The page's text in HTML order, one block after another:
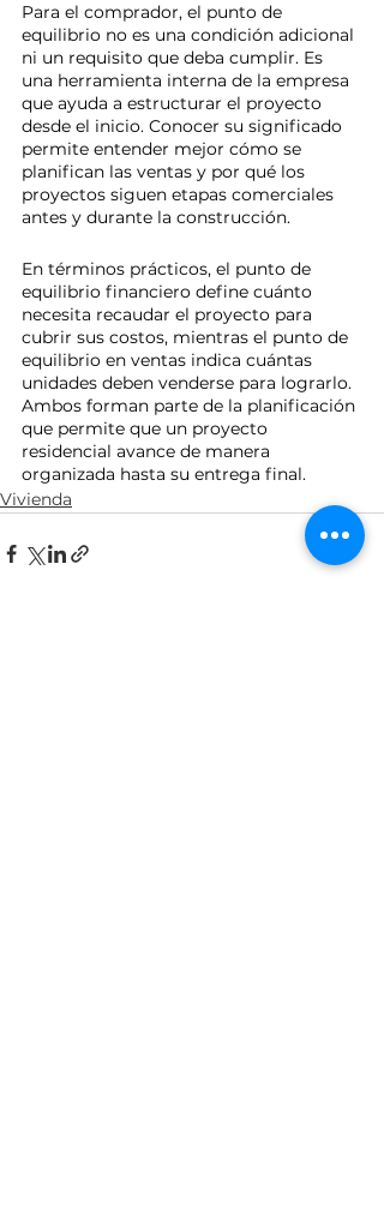
Para el comprador, el punto de
equilibrio no es una condición adicional
ni un requisito que deba cumplir. Es
una herramienta interna de la empresa
que ayuda a estructurar el proyecto
desde el inicio. Conocer su significado
permite entender mejor cómo se
planifican las ventas y por qué los
proyectos siguen etapas comerciales
antes y durante la construcción.
En términos prácticos, el punto de
equilibrio financiero define cuánto
necesita recaudar el proyecto para
cubrir sus costos, mientras el punto de
equilibrio en ventas indica cuántas
unidades deben venderse para lograrlo.
Ambos forman parte de la planificación
que permite que un proyecto
residencial avance de manera
organizada hasta su entrega final.
Vivienda